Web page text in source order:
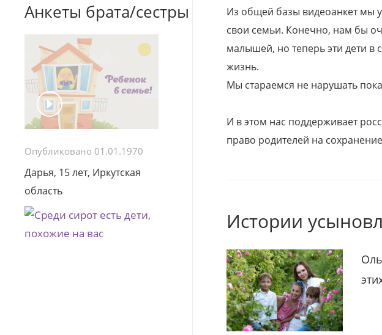
Анкеты брата/сестры
Опубликовано 01.01.1970
Дарья, 15 лет, Иркутская
область
Из общей базы видеоанкет мы
свои семьи. Конечно, нам бы
малышей, но теперь эти дети в
жизнь.
Мы стараемся не нарушать
И в этом нас поддерживает
право родителей на
Истории